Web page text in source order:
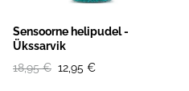
Sensoorne helipudel -
Ükssarvik
18,95 € 12,95 €